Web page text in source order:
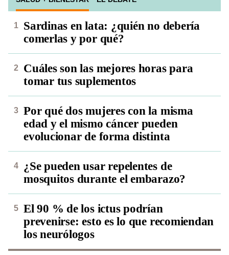
Sardinas en lata: ¿quién no debería
comerlas y por qué?
Cuáles son las mejores horas para
tomar tus suplementos
Por qué dos mujeres con la misma
edad y el mismo cáncer pueden
evolucionar de forma distinta
¿Se pueden usar repelentes de
mosquitos durante el embarazo?
El 90 % de los ictus podrían
prevenirse: esto es lo que recomiendan
los neurólogos